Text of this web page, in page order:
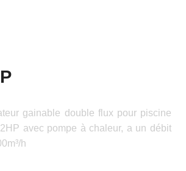
gainable double flux pour piscine
avec pompe à chaleur, a un débit
h